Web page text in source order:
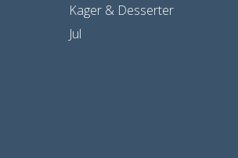
Kager & Desserter
Jul